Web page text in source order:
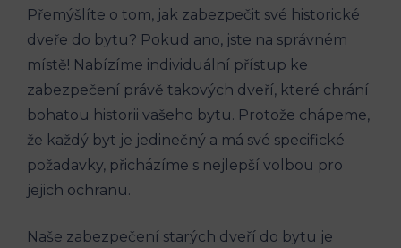
Přemýšlíte o tom, jak zabezpečit své historické
dveře do bytu? Pokud ano, jste na správném
místě! Nabízíme individuální přístup ke
zabezpečení právě takových dveří, které chrání
bohatou historii vašeho bytu. Protože chápeme,
že každý byt je jedinečný a má své specifické
požadavky, přicházíme s nejlepší volbou pro
jejich ochranu.
Naše zabezpečení starých dveří do bytu je